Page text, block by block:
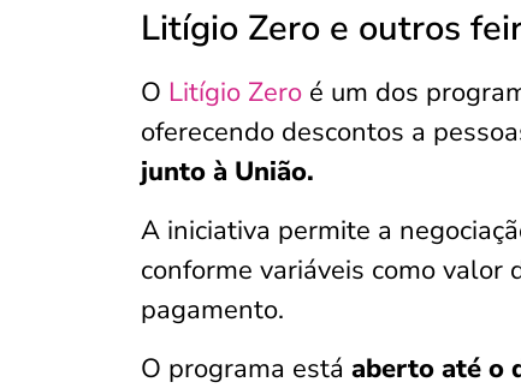
Litígio Zero e outros
O Litígio Zero é um dos
oferecendo descontos a
junto à União.
A iniciativa permite a
conforme variáveis como valor
pagamento.
O programa está aberto até o